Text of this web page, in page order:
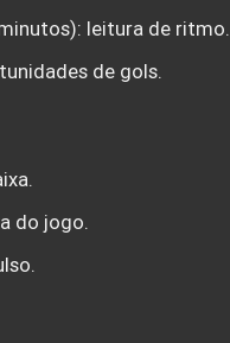
leitura de ritmo.
de gols.
do jogo.